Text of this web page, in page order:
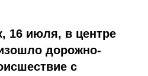
16 июля, в центре
дорожно-
с